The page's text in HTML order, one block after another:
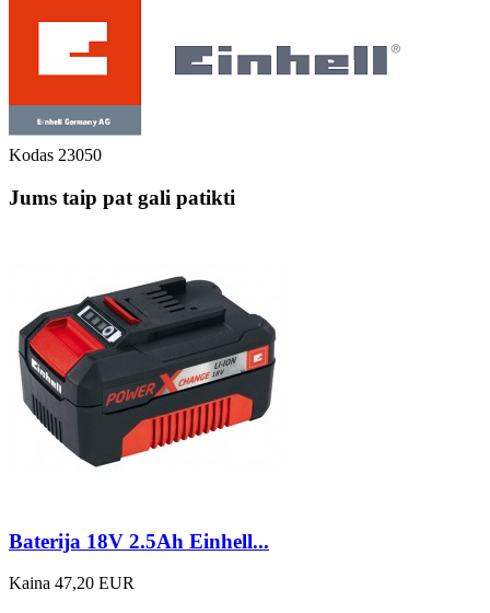
Kodas 23050
Jums taip pat gali patikti
Baterija 18V 2.5Ah Einhell...
Kaina 47,20 EUR